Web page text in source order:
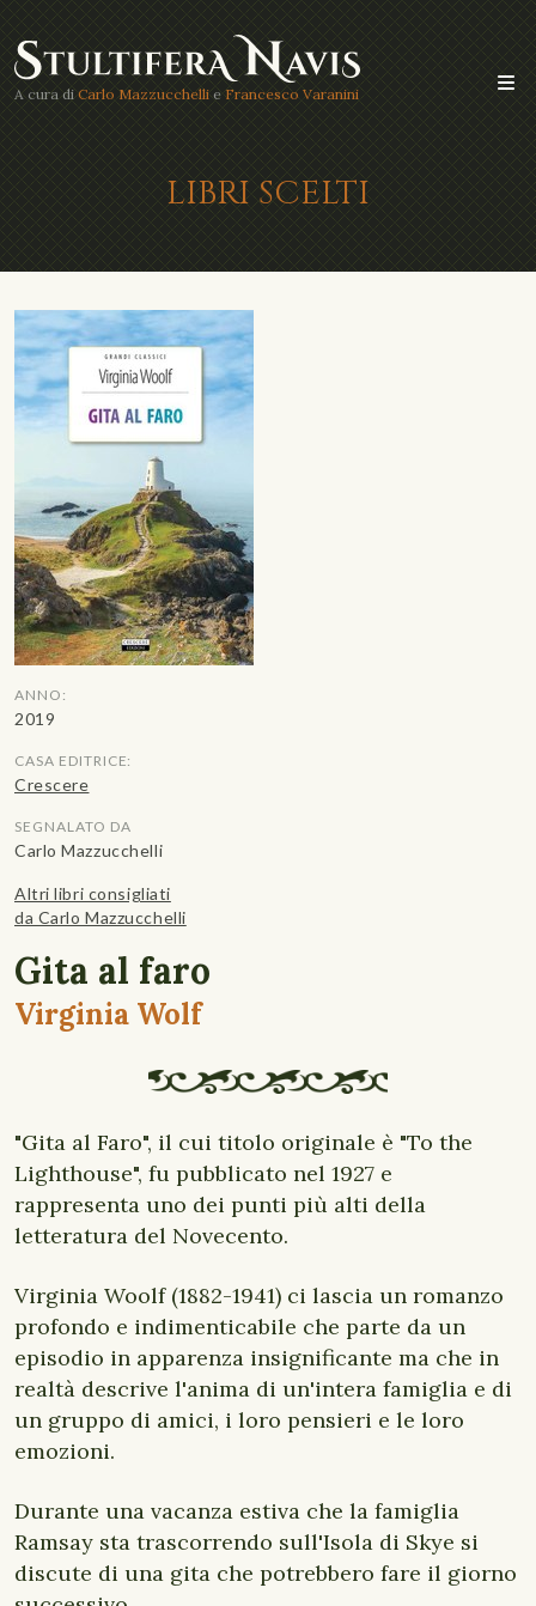
A cura di Carlo Mazzucchelli e Francesco Varanini
LIBRI SCELTI
ANNO:
2019
CASA EDITRICE:
Crescere
SEGNALATO DA
Carlo Mazzucchelli
Altri libri consigliati
da Carlo Mazzucchelli
Gita al faro
Virginia Wolf
"Gita al Faro", il cui titolo originale è "To the
Lighthouse", fu pubblicato nel 1927 e
rappresenta uno dei punti più alti della
letteratura del Novecento.
Virginia Woolf (1882-1941) ci lascia un romanzo
profondo e indimenticabile che parte da un
episodio in apparenza insignificante ma che in
realtà descrive l'anima di un'intera famiglia e di
un gruppo di amici, i loro pensieri e le loro
emozioni.
Durante una vacanza estiva che la famiglia
Ramsay sta trascorrendo sull'Isola di Skye si
discute di una gita che potrebbero fare il giorno